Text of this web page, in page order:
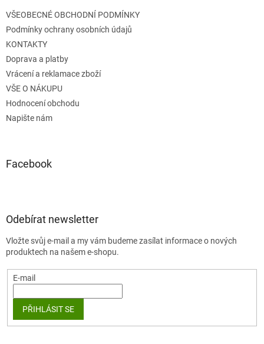
VŠEOBECNÉ OBCHODNÍ PODMÍNKY
Podmínky ochrany osobních údajů
KONTAKTY
Doprava a platby
Vrácení a reklamace zboží
VŠE O NÁKUPU
Hodnocení obchodu
Napište nám
Facebook
Odebírat newsletter
Vložte svůj e-mail a my vám budeme zasílat informace o nových
produktech na našem e-shopu.
E-mail
PŘIHLÁSIT SE